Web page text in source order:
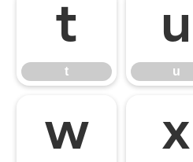
t
t
u
u
w x